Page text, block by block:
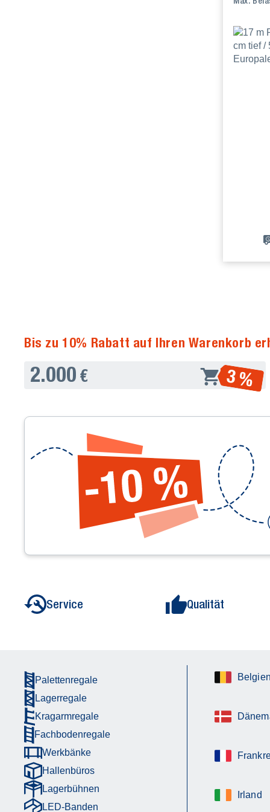
Bis zu 10% Rabatt auf Ihren Warenkorb
2.000 € 3 %
Service Qualität
Palettenregale
Lagerregale
Kragarmregale
Fachbodenregale
Werkbänke
Hallenbüros
Lagerbühnen
LED-Banden
Belgien
Irland